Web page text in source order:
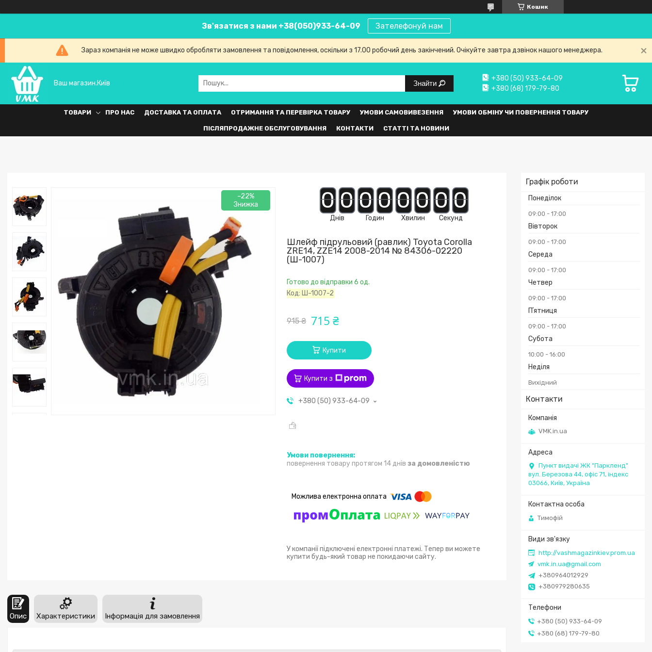
Кошик
Зв'язатися з нами +38(050)933-64-09 Зателефонуй нам
Зараз компанія не може швидко обробляти замовлення та повідомлення, оскільки з 17.00 робочий день закінчений. Очікуйте завтра дзвінок нашого менеджера.
Ваш магазин.Київ Знайти
+380 (50) 933-64-09
+380 (68) 179-79-80
ТОВАРИ ПРО НАС ДОСТАВКА ТА ОПЛАТА ОТРИМАННЯ ТА ПЕРЕВІРКА ТОВАРУ УМОВИ САМОВИВЕЗЕННЯ УМОВИ ОБМІНУ ЧИ ПОВЕРНЕННЯ ТОВАРУ
ПІСЛЯПРОДАЖНЕ ОБСЛУГОВУВАННЯ КОНТАКТИ СТАТТІ ТА НОВИНИ
Графік роботи
Понеділок
09:00 17:00
Вівторок
09:00 17:00
Середа
09:00 17:00
Четвер
09:00 17:00
Пʼятниця
09:00 17:00
Субота
10:00 16:00
Неділя
Вихідний
Контакти
VMK.in.ua
Пункт видачі ЖК "Паркленд"
вул. Березова 44, офіс 71, індекс
03066, Київ, Україна
Тимофій
http://vashmagazinkiev.prom.ua
vmk.in.ua@gmail.com
+380964012929
+380979280635
+380 (50) 933-64-09
+380 (68) 179-79-80
–22% 00
Днів
00
Годин
00
Хвилин
00
Секунд
Шлейф підрульовий (равлик) Toyota Corolla
ZRE14, ZZE14 2008-2014 № 84306-02220
(Ш-1007)
Готово до відправки 6 од.
Код: Ш-1007-2
915 ₴ 715 ₴
Купити
Купити з
+380 (50) 933-64-09
повернення товару протягом 14 днів за домовленістю
У компанії підключені електронні платежі. Тепер ви можете
купити будь-який товар не покидаючи сайту.
Опис Характеристики Інформація для замовлення